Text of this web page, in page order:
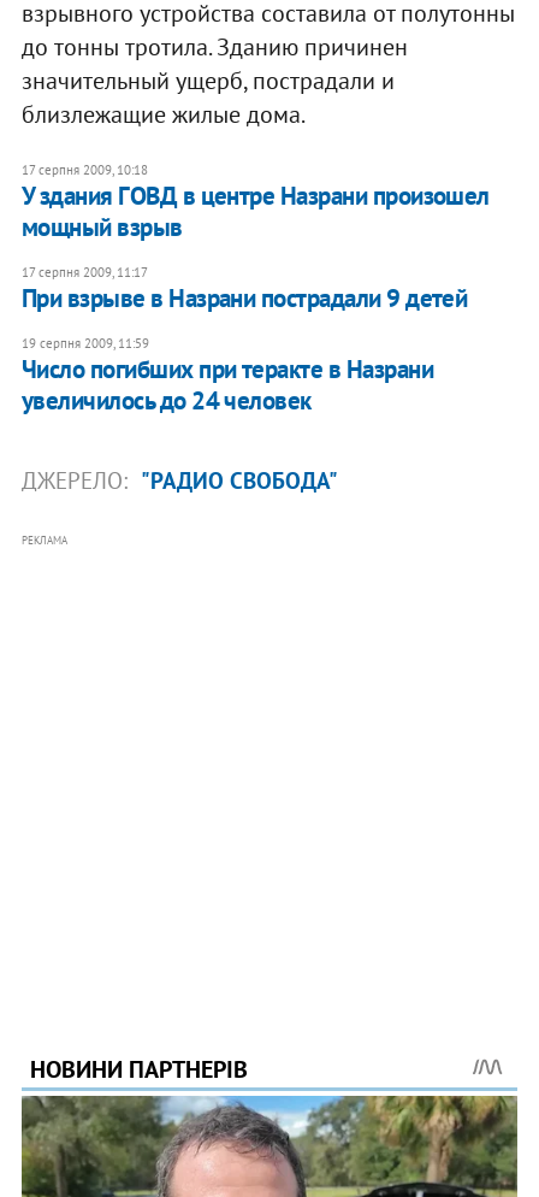
взрывного устройства составила от полутонны
до тонны тротила. Зданию причинен
значительный ущерб, пострадали и
близлежащие жилые дома.
17 серпня 2009, 10:18
У здания ГОВД в центре Назрани произошел
мощный взрыв
17 серпня 2009, 11:17
При взрыве в Назрани пострадали 9 детей
19 серпня 2009, 11:59
Число погибших при теракте в Назрани
увеличилось до 24 человек
ДЖЕРЕЛО: "РАДИО СВОБОДА"
РЕКЛАМА